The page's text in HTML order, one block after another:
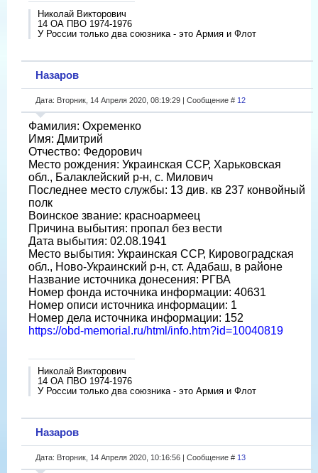
Николай Викторович
14 ОА ПВО 1974-1976
У России только два союзника - это Армия и Флот
Назаров
Дата: Вторник, 14 Апреля 2020, 08:19:29 | Сообщение # 12
Фамилия: Охременко
Имя: Дмитрий
Отчество: Федорович
Место рождения: Украинская ССР, Харьковская
обл., Балаклейский р-н, с. Милович
Последнее место службы: 13 див. кв 237 конвойный
полк
Воинское звание: красноармеец
Причина выбытия: пропал без вести
Дата выбытия: 02.08.1941
Место выбытия: Украинская ССР, Кировоградская
обл., Ново-Украинский р-н, ст. Адабаш, в районе
Название источника донесения: РГВА
Номер фонда источника информации: 40631
Номер описи источника информации: 1
Номер дела источника информации: 152
https://obd-memorial.ru/html/info.htm?id=10040819
Николай Викторович
14 ОА ПВО 1974-1976
У России только два союзника - это Армия и Флот
Назаров
Дата: Вторник, 14 Апреля 2020, 10:16:56 | Сообщение # 13